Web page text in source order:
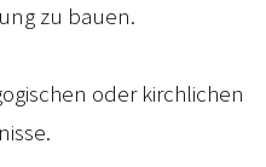
zu bauen.
oder kirchlichen